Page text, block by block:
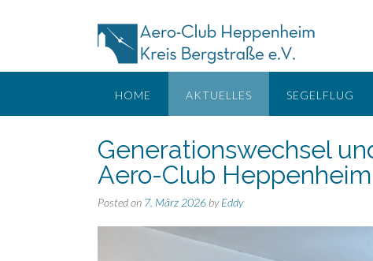
HOME AKTUELLES SEGELFLUG
Generationswechsel
Aero-Club Heppenheim
Posted on 7. März 2026 byEddy